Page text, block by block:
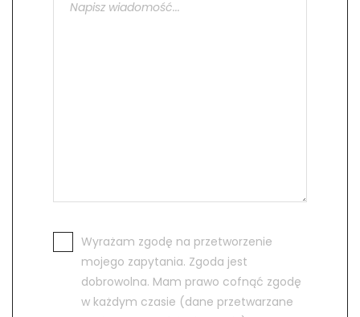
Wyrażam zgodę na przetworzenie
mojego zapytania. Zgoda jest
dobrowolna. Mam prawo cofnąć zgodę
w każdym czasie (dane przetwarzane